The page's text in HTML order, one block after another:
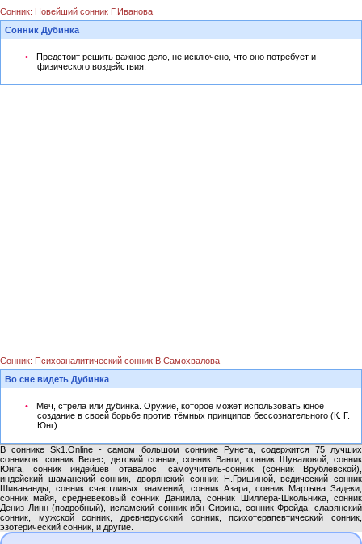
Сонник: Новейший сонник Г.Иванова
Сонник Дубинка
Предстоит решить важное дело, не исключено, что оно потребует и
физического воздействия.
Сонник: Психоаналитический сонник В.Самохвалова
Во сне видеть Дубинка
Меч, стрела или дубинка. Оружие, которое может использовать юное
создание в своей борьбе против тёмных принципов бессознательного (К. Г.
Юнг).
В соннике Sk1.Online - самом большом соннике Рунета, содержится 75 лучших
сонников: сонник Велес, детский сонник, сонник Ванги, сонник Шуваловой, сонник
Юнга, сонник индейцев отавалос, самоучитель-сонник (сонник Врублевской),
индейский шаманский сонник, дворянский сонник Н.Гришиной, ведический сонник
Шивананды, сонник счастливых знамений, сонник Азара, сонник Мартына Задеки,
сонник майя, средневековый сонник Даниила, сонник Шиллера-Школьника, сонник
Дениз Линн (подробный), исламский сонник ибн Сирина, сонник Фрейда, славянский
сонник, мужской сонник, древнерусский сонник, психотерапевтический сонник,
эзотерический сонник, и другие.